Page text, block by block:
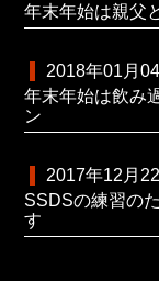
年末年始は親父
2018年01月
年末年始は飲み
ン
2017年12月
SSDSの練習の
す